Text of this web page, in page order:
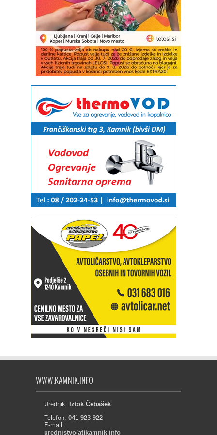
WWW.KAMNIK.INFO
Urednik: Iztok Čebašek
Telefon: 041 923 922
E-mail:
urednistvo(at)kamnik.info